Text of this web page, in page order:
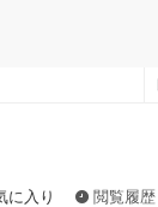
に入り 閲覧履歴